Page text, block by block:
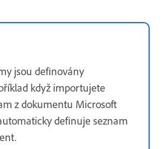
jsou definovány
když importujete
z dokumentu Microsoft
definuje seznam